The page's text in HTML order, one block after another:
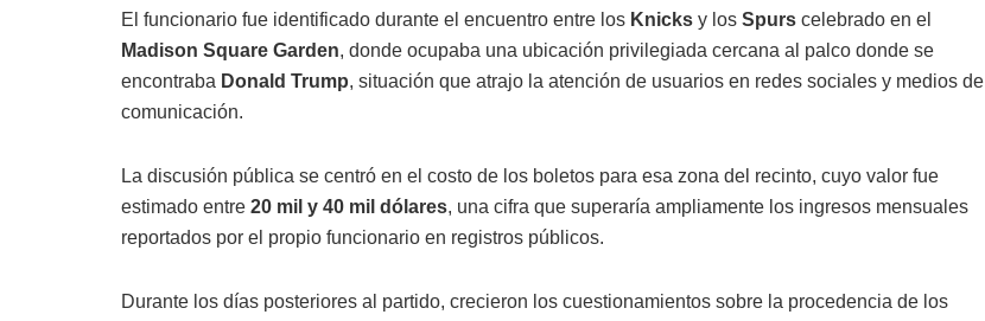
El funcionario fue identificado durante el encuentro entre los Knicks y los Spurs celebrado en el
Madison Square Garden, donde ocupaba una ubicación privilegiada cercana al palco donde se
encontraba Donald Trump, situación que atrajo la atención de usuarios en redes sociales y medios de
comunicación.
La discusión pública se centró en el costo de los boletos para esa zona del recinto, cuyo valor fue
estimado entre 20 mil y 40 mil dólares, una cifra que superaría ampliamente los ingresos mensuales
reportados por el propio funcionario en registros públicos.
Durante los días posteriores al partido, crecieron los cuestionamientos sobre la procedencia de los